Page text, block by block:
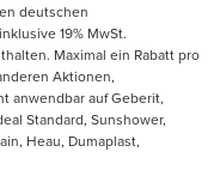
deutschen
19% MwSt.
Maximal ein Rabatt pro
Aktionen,
anwendbar auf Geberit,
Standard, Sunshower,
Heau, Dumaplast,